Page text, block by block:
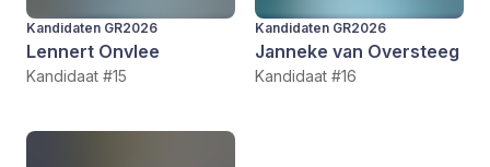
Kandidaten GR2026
Lennert Onvlee
Kandidaat #15
Kandidaten GR2026
Janneke van Oversteeg
Kandidaat #16